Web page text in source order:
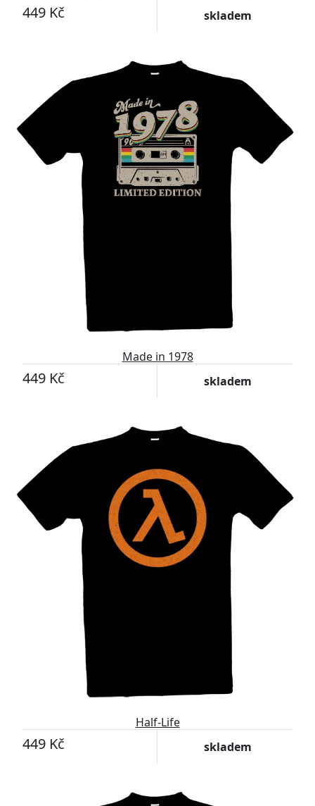
449 Kč skladem
Made in 1978
449 Kč skladem
Half-Life
449 Kč skladem